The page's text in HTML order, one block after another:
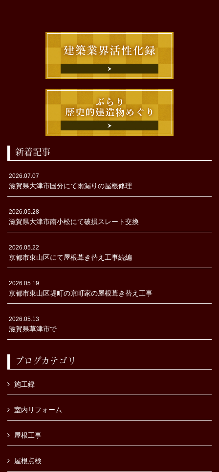
新着記事
2026.07.07
滋賀県大津市国分にて雨漏りの屋根修理
2026.05.28
滋賀県大津市南小松にて破損スレート交換
2026.05.22
京都市東山区にて屋根葺き替え工事続編
2026.05.19
京都市東山区堤町の京町家の屋根葺き替え工事
2026.05.13
滋賀県草津市で
ブログカテゴリ
施工録
室内リフォーム
屋根工事
屋根点検